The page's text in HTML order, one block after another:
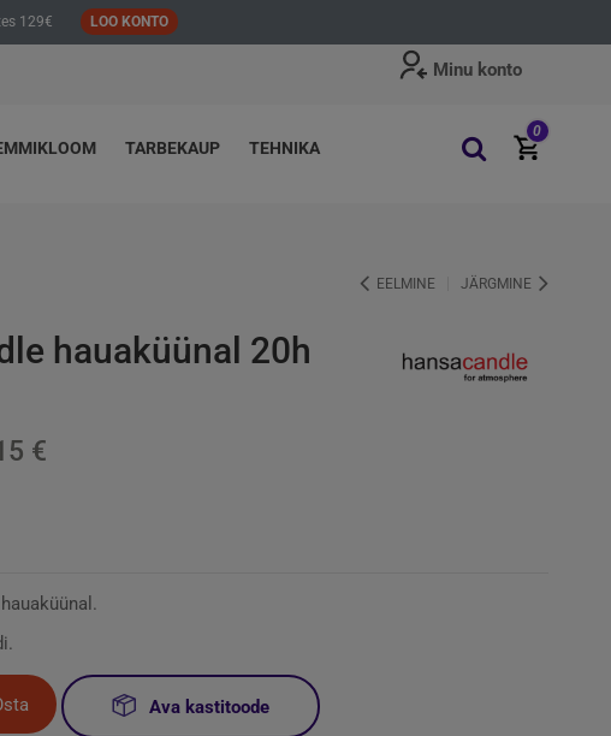
129€ LOO KONTO
Minu konto
TARBEKAUP TEHNIKA
0
EELMINE JÄRGMINE
hauaküünal 20h
€
Ava kastitoode